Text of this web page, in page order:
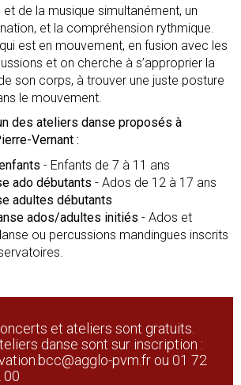
de la musique simultanément, un
et la compréhension rythmique.
est en mouvement, en fusion avec les
et on cherche à s’approprier la
son corps, à trouver une juste posture
le mouvement.
des ateliers danse proposés à
Vernant :
- Enfants de 7 à 11 ans
ado débutants - Ados de 12 à 17 ans
adultes débutants
ados/adultes initiés - Ados et
ou percussions mandingues inscrits
et ateliers sont gratuits.
danse sont sur inscription :
pvm.fr ou 01 72
00